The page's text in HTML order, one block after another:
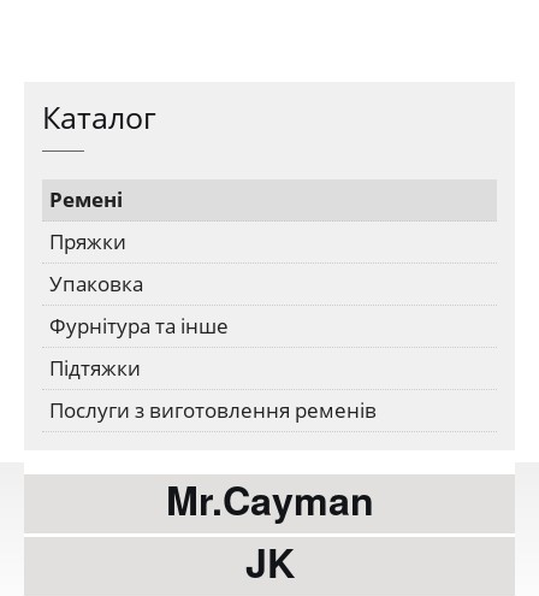
Каталог
Ремені
Пряжки
Упаковка
Фурнітура та інше
Підтяжки
Послуги з виготовлення ременів
Mr.Cayman
JK